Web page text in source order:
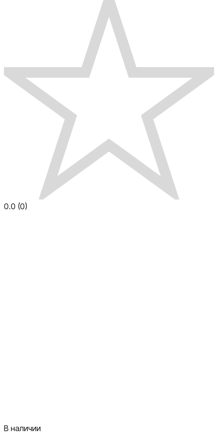
0.0 (0)
В наличии